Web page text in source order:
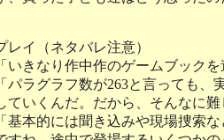
レイ（ネタバレ注意）
いきなり作中作のゲームブック
パラグラフ数が263と言っても
ていくんだ。だから、そんなに
基本的には聞き込みや現場捜索